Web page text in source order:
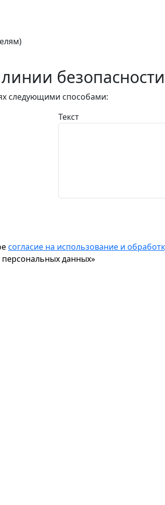
безопасности
следующими способами:
Текст
согласие на использование и
данных»